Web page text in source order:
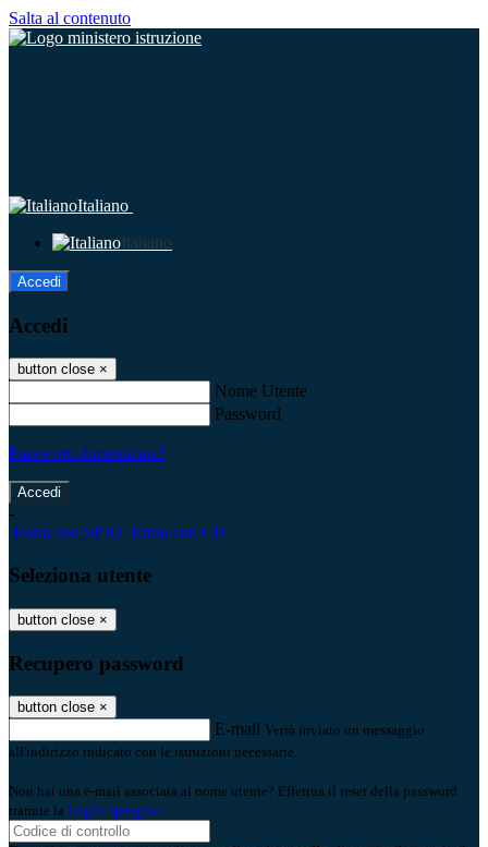
Salta al contenuto
Italiano
Italiano
Accedi
Accedi
button close ×
Nome Utente
Password
Password dimenticata?
-
Entra con SPID Entra con CIE
Seleziona utente
button close ×
Recupero password
button close ×
E-mail Verrà inviato un messaggio
all'indirizzo indicato con le istruzioni necessarie.
Non hai una e-mail associata al nome utente? Effettua il reset della password
tramite la Login Spaggiari